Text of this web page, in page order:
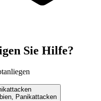
Sie Hilfe?
Panikattacken